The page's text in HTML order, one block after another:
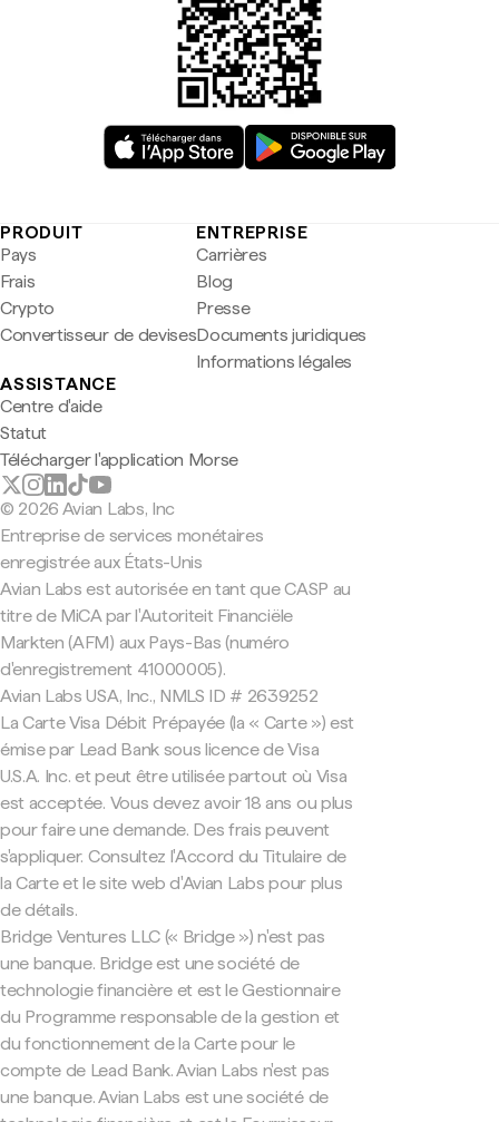
PRODUIT
Pays
Frais
Crypto
Convertisseur de devises
ENTREPRISE
Carrières
Blog
Presse
Documents juridiques
Informations légales
ASSISTANCE
Centre d'aide
Statut
Télécharger l'application Morse
© 2026 Avian Labs, Inc
Entreprise de services monétaires
enregistrée aux États-Unis
Avian Labs est autorisée en tant que CASP au
titre de MiCA par l'Autoriteit Financiële
Markten (AFM) aux Pays-Bas (numéro
d'enregistrement 41000005).
Avian Labs USA, Inc., NMLS ID # 2639252
La Carte Visa Débit Prépayée (la « Carte ») est
émise par Lead Bank sous licence de Visa
U.S.A. Inc. et peut être utilisée partout où Visa
est acceptée. Vous devez avoir 18 ans ou plus
pour faire une demande. Des frais peuvent
s'appliquer. Consultez l'Accord du Titulaire de
la Carte et le site web d'Avian Labs pour plus
de détails.
Bridge Ventures LLC (« Bridge ») n'est pas
une banque. Bridge est une société de
technologie financière et est le Gestionnaire
du Programme responsable de la gestion et
du fonctionnement de la Carte pour le
compte de Lead Bank. Avian Labs n'est pas
une banque. Avian Labs est une société de